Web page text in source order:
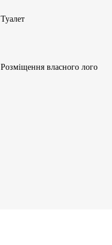
Туалет
Розміщення власного лого